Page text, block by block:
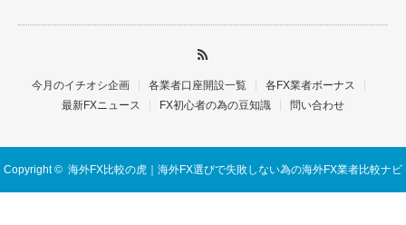
今月のイチオシ企画 各業者口座開設一覧
各FX業者ボーナス
最新FXニュース
FX初心者の為の豆知識 問い合わせ
Copyright © 海外FX比較の虎｜海外FX選びで失敗しない為の海外FX業者比較ナビ